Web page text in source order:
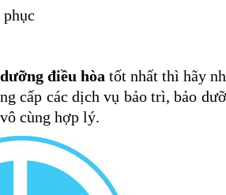
phục
điều hòa tốt nhất thì hãy
cấp các dịch vụ bảo trì, bảo
cùng hợp lý.